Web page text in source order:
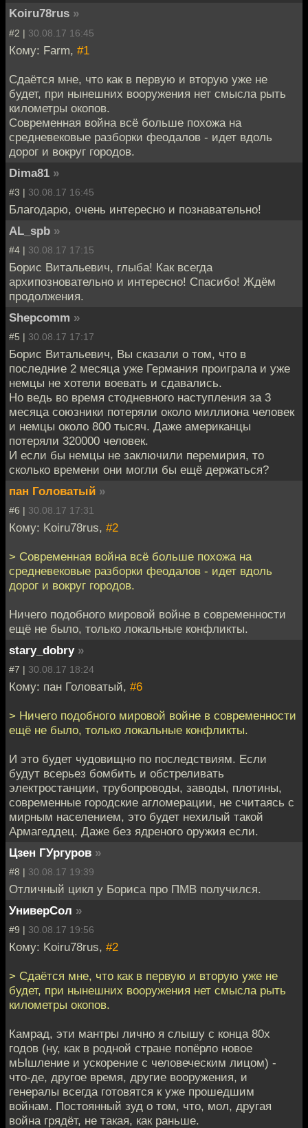
Koiru78rus »
#2 | 30.08.17 16:45
Кому: Farm, #1
Сдаётся мне, что как в первую и вторую уже не
будет, при нынешних вооружения нет смысла рыть
километры окопов.
Современная война всё больше похожа на
средневековые разборки феодалов - идет вдоль
дорог и вокруг городов.
Dima81 »
#3 | 30.08.17 16:45
Благодарю, очень интересно и познавательно!
AL_spb »
#4 | 30.08.17 17:15
Борис Витальевич, глыба! Как всегда
архипозновательно и интересно! Спасибо! Ждём
продолжения.
Shepcomm »
#5 | 30.08.17 17:17
Борис Витальевич, Вы сказали о том, что в
последние 2 месяца уже Германия проиграла и уже
немцы не хотели воевать и сдавались.
Но ведь во время стодневного наступления за 3
месяца союзники потеряли около миллиона человек
и немцы около 800 тысяч. Даже американцы
потеряли 320000 человек.
И если бы немцы не заключили перемирия, то
сколько времени они могли бы ещё держаться?
пан Головатый »
#6 | 30.08.17 17:31
Кому: Koiru78rus, #2
> Современная война всё больше похожа на
средневековые разборки феодалов - идет вдоль
дорог и вокруг городов.
Ничего подобного мировой войне в современности
ещё не было, только локальные конфликты.
stary_dobry »
#7 | 30.08.17 18:24
Кому: пан Головатый, #6
> Ничего подобного мировой войне в современности
ещё не было, только локальные конфликты.
И это будет чудовищно по последствиям. Если
будут всерьез бомбить и обстреливать
электростанции, трубопроводы, заводы, плотины,
современные городские агломерации, не считаясь с
мирным населением, это будет нехилый такой
Армагеддец. Даже без ядреного оружия если.
Цзен ГУргуров »
#8 | 30.08.17 19:39
Отличный цикл у Бориса про ПМВ получился.
УниверСол »
#9 | 30.08.17 19:56
Кому: Koiru78rus, #2
> Сдаётся мне, что как в первую и вторую уже не
будет, при нынешних вооружения нет смысла рыть
километры окопов.
Камрад, эти мантры лично я слышу с конца 80х
годов (ну, как в родной стране попёрло новое
мЫшление и ускорение с человеческим лицом) -
что-де, другое время, другие вооружения, и
генералы всегда готовятся к уже прошедшим
войнам. Постоянный зуд о том, что, мол, другая
война грядёт, не такая, как раньше.